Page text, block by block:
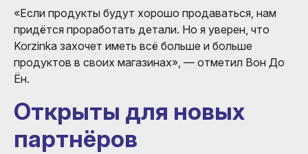
«Если продукты будут хорошо продаваться, нам
придётся проработать детали. Но я уверен, что
Korzinka захочет иметь всё больше и больше
продуктов в своих магазинах», — отметил Вон До
Ён.
Открыты для новых
партнёров